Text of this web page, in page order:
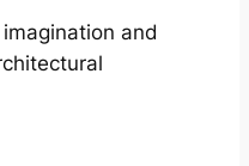
and